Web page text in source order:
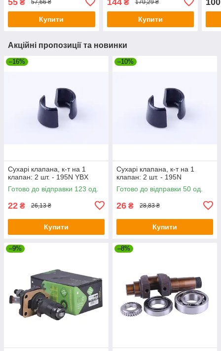
₴ 57,66 ₴
Купити
₴ 170,29 ₴
Купити
Акційні пропозиції та новинки
–16%
Сухарі клапана, к-т на 1
клапан: 2 шт. - 195N YBX
Готово до відправки 123 од.
22 ₴ 26,13 ₴
Купити
–10%
Сухарі клапана, к-т на 1
клапан: 2 шт. - 195N
Готово до відправки 50 од.
26 ₴ 28,83 ₴
Купити
–9% –8%